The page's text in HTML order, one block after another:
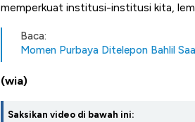
memperkuat institusi-institusi kita,
Baca:
Momen Purbaya Ditelepon Bahlil
(wia)
Saksikan video di bawah ini: